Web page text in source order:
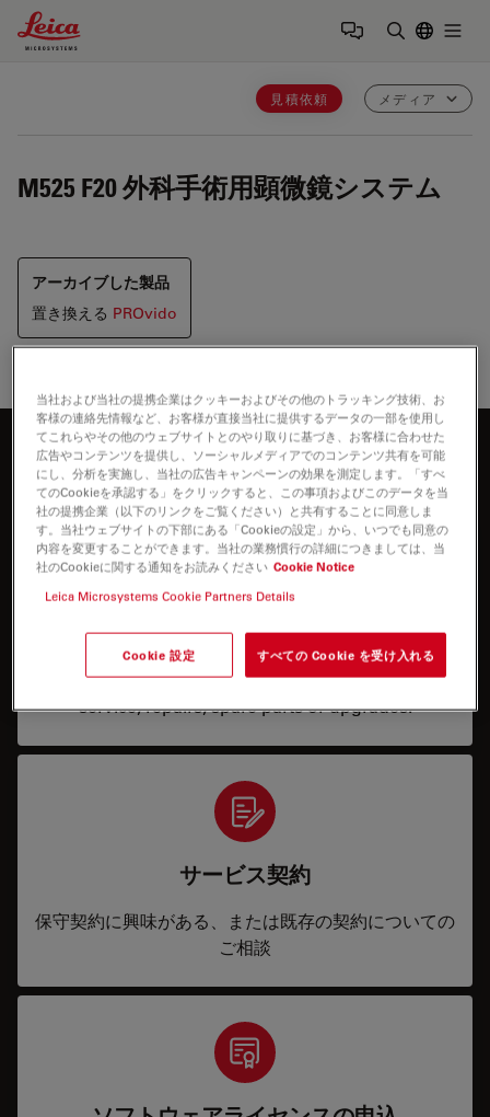
Leica Microsystems Logo
見積依頼 メディア
M525 F20外科手術用顕微鏡システム
アーカイブした製品
置き換える PROvido
お問合せ内容
Service & Repair
I need help keeping my system running: technical
service, repairs, spare parts or upgrades.
サービス契約
保守契約に興味がある、または既存の契約についての
ご相談
当社および当社の提携企業はクッキーおよびその他のトラッキング技術、お
客様の連絡先情報など、お客様が直接当社に提供するデータの一部を使用し
てこれらやその他のウェブサイトとのやり取りに基づき、お客様に合わせた
広告やコンテンツを提供し、ソーシャルメディアでのコンテンツ共有を可能
にし、分析を実施し、当社の広告キャンペーンの効果を測定します。「すべ
てのCookieを承認する」をクリックすると、この事項およびこのデータを当
社の提携企業（以下のリンクをご覧ください）と共有することに同意しま
す。当社ウェブサイトの下部にある「Cookieの設定」から、いつでも同意の
内容を変更することができます。当社の業務慣行の詳細につきましては、当
社のCookieに関する通知をお読みください Cookie Notice
Leica Microsystems Cookie Partners Details
Cookie 設定 すべての Cookie を受け入れる